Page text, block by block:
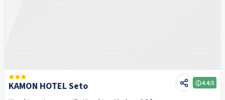
KAMON HOTEL Seto 4.4/5